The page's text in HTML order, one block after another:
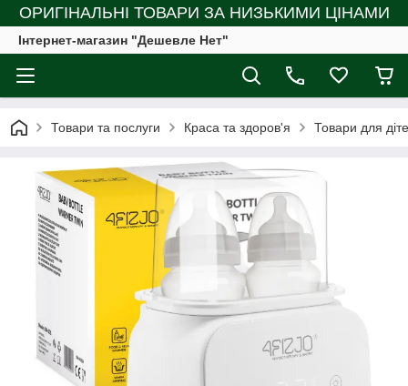
ОРИГІНАЛЬНІ ТОВАРИ ЗА НИЗЬКИМИ ЦІНАМИ
Інтернет-магазин "Дешевле Нет"
Товари та послуги Краса та здоров'я Товари для